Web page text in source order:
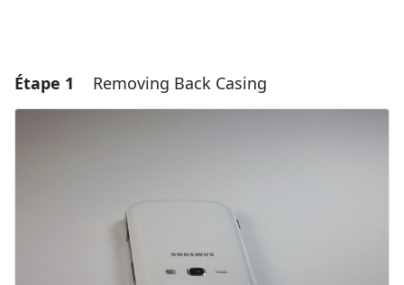
Étape 1 Removing Back Casing